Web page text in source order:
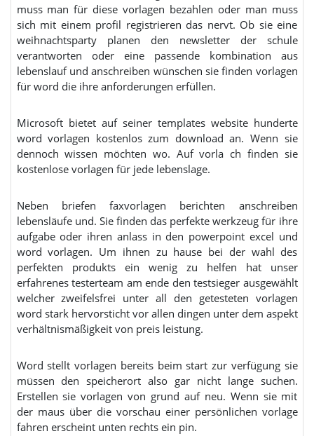
muss man für diese vorlagen bezahlen oder man muss
sich mit einem profil registrieren das nervt. Ob sie eine
weihnachtsparty planen den newsletter der schule
verantworten oder eine passende kombination aus
lebenslauf und anschreiben wünschen sie finden vorlagen
für word die ihre anforderungen erfüllen.
Microsoft bietet auf seiner templates website hunderte
word vorlagen kostenlos zum download an. Wenn sie
dennoch wissen möchten wo. Auf vorla ch finden sie
kostenlose vorlagen für jede lebenslage.
Neben briefen faxvorlagen berichten anschreiben
lebensläufe und. Sie finden das perfekte werkzeug für ihre
aufgabe oder ihren anlass in den powerpoint excel und
word vorlagen. Um ihnen zu hause bei der wahl des
perfekten produkts ein wenig zu helfen hat unser
erfahrenes testerteam am ende den testsieger ausgewählt
welcher zweifelsfrei unter all den getesteten vorlagen
word stark hervorsticht vor allen dingen unter dem aspekt
verhältnismäßigkeit von preis leistung.
Word stellt vorlagen bereits beim start zur verfügung sie
müssen den speicherort also gar nicht lange suchen.
Erstellen sie vorlagen von grund auf neu. Wenn sie mit
der maus über die vorschau einer persönlichen vorlage
fahren erscheint unten rechts ein pin.